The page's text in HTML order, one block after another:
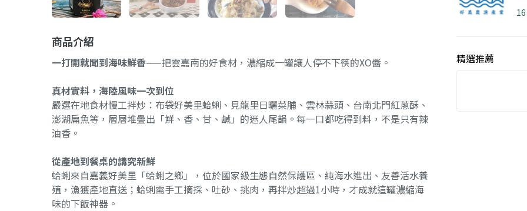
商品介紹
一打開就聞到海味鮮香——把雲嘉南的好食材，濃縮成一罐讓人停不下筷的XO醬。
真材實料，海陸風味一次到位
嚴選在地食材慢工拌炒：布袋好美里蛤蜊、見龍里日曬菜脯、雲林蒜頭、台南北門紅蔥酥、
澎湖扁魚等，層層堆疊出「鮮、香、甘、鹹」的迷人尾韻。每一口都吃得到料，不是只有辣
油香。
從產地到餐桌的講究新鮮
蛤蜊來自嘉義好美里「蛤蜊之鄉」，位於國家級生態自然保護區、純海水進出、友善活水養
殖，漁獲產地直送；蛤蜊需手工摘採、吐砂、挑肉，再拌炒超過1小時，才成就這罐濃縮海
味的下飯神器。
精選推薦